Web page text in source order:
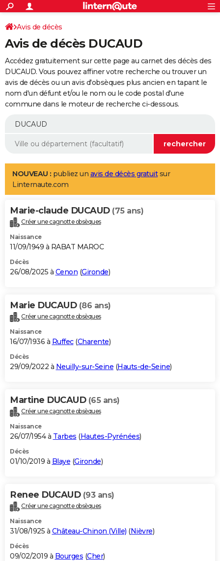
ACTUALITÉS
Politique
Société
Faits Divers
Education
Monde
Villes
+
SPORT
Coupe du monde 2026
Football
Tennis
Cyclisme
Rugby
Forum
Programme TV
TNT
Streaming
Cinéma
Sorties cinéma
Musique
+
FINANCE
Retraite
Epargne
Immobilier
Risques naturels par ville
Banque
Assurance
AUTO
Essais
Réserver un essai
Citadines
Berlines
SUV
Forum auto
+
Mobiles
Meilleur smartphone
Internet
Ordinateurs
Jeux vidéo
Guide high-tech
Aménagement intérieur
LIFESTYLE
Art de vivre
Bien-être
Loisirs
Mode
Modes de vie
Alimentation
Guide de la santé
Maladies
Médicaments
Sommeil
VOYAGE
Destinations
City break
Voyage nature
Voyage de noces
Forum
Climat
+PHOTO
GUIDES D'ACHAT
BONS PLANS
Carte de Noël
Carte Bonne année
Carte Saint-Valentin
Carte Pâques
Carte d'anniversaire
DICTIONNAIRE
Dictionnaire
Biographies
Citations
Expressions
Proverbes
PROGRAMME TV
S'inscrire
Se connecter
Lycées
Collèges
Primaires
Universités
Entreprises
Service militaire
Avis de recherche
AVIS DE DÉCÈS
Bricolage
Lifestyle
Culture
Sport
Auto
Television
Voyage
Cinema
Avis de décès
Avis de décès DUCAUD
Accédez gratuitement sur cette page au carnet des décès des
DUCAUD. Vous pouvez affiner votre recherche ou trouver un
avis de décès ou un avis d'obsèques plus ancien en tapant le
nom d'un défunt et/ou le nom ou le code postal d'une
commune dans le moteur de recherche ci-dessous.
NOUVEAU : publiez un avis de décès gratuitsur
Linternaute.com
Marie-claude DUCAUD (75 ans)
Créer une cagnotte obsèques
Naissance
11/09/1949 à RABAT MAROC
Décès
26/08/2025 à Cenon (Gironde)
Marie DUCAUD (86 ans)
Créer une cagnotte obsèques
Naissance
16/07/1936 à Ruffec(Charente)
Décès
29/09/2022 à Neuilly-sur-Seine (Hauts-de-Seine)
Martine DUCAUD (65 ans)
Créer une cagnotte obsèques
Naissance
26/07/1954 à Tarbes (Hautes-Pyrénées)
Décès
01/10/2019 à Blaye (Gironde)
Renee DUCAUD (93 ans)
Créer une cagnotte obsèques
Naissance
31/08/1925 à Château-Chinon (Ville) (Nièvre)
Décès
09/02/2019 à Bourges (Cher)